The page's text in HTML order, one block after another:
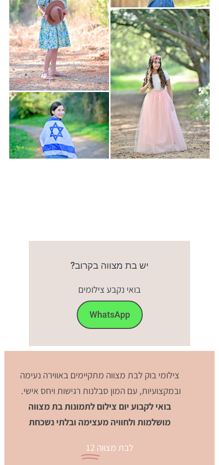
יש בת מצווה בקרוב?
בואי נקבע צילומים
WhatsApp
צילומי בוק לבת מצווה מתקיימים באווירה נעימה
ובמקצועיות, עם המון סבלנות רגישות ויחס אישי.
בואי לקבוע יום צילום לתמונות בת מצווה
מושלמות ולחוויה מעצימה ובלתי נשכחת
לבת מצווה 12